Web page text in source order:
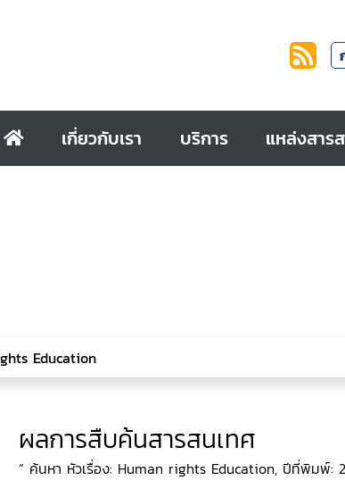
เกี่ยวกับเรา บริการ แหล่งสาร
ผลการสืบค้นสารสนเทศ
“ ค้นหา หัวเรื่อง: Human rights Education, ปีที่พิมพ์: